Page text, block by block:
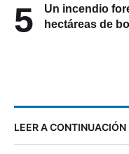
5
Un incendio
hectáreas de
LEER A CONTINUACIÓN